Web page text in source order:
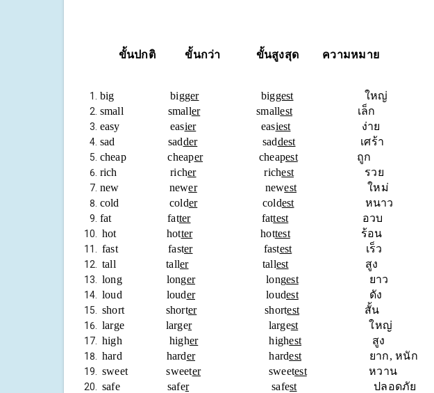
ขั้นปกติ ขั้นกว่า ขั้นสูงสุด ความหมาย
big biggerbiggest ใหญ่
small smallersmallest เล็ก
easy easiereasiest ง่าย
sad saddersaddest เศร้า
cheap cheapercheapestถูก
rich richerrichest รวย
new newernewest ใหม่
cold coldercoldest หนาว
fat fatterfattest อวบ
hot hotterhottestร้อน
fast fasterfastest เร็ว
tall tallertallest สูง
long longerlongestยาว
loud louderloudestดัง
short shortershortest สั้น
large largerlargest ใหญ่
high higherhighest สูง
hard harderhardest ยาก, หนัก
sweet sweetersweetestหวาน
safe safersafest ปลอดภัย